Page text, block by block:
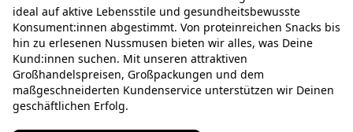
ideal auf aktive Lebensstile und gesundheitsbewusste
Konsument:innen abgestimmt. Von proteinreichen Snacks bis
hin zu erlesenen Nussmusen bieten wir alles, was Deine
Kund:innen suchen. Mit unseren attraktiven
Großhandelspreisen, Großpackungen und dem
maßgeschneiderten Kundenservice unterstützen wir Deinen
geschäftlichen Erfolg.